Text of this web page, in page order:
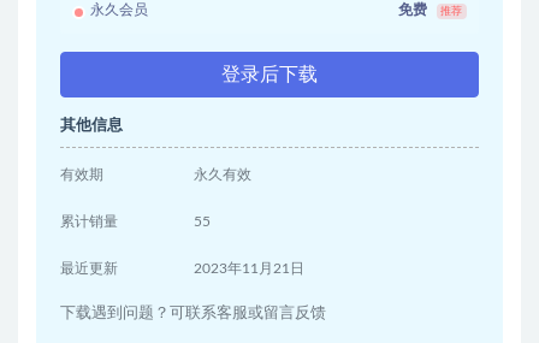
永久会员 免费 推荐
登录后下载
其他信息
有效期 永久有效
累计销量 55
最近更新 2023年11月21日
下载遇到问题？可联系客服或留言反馈